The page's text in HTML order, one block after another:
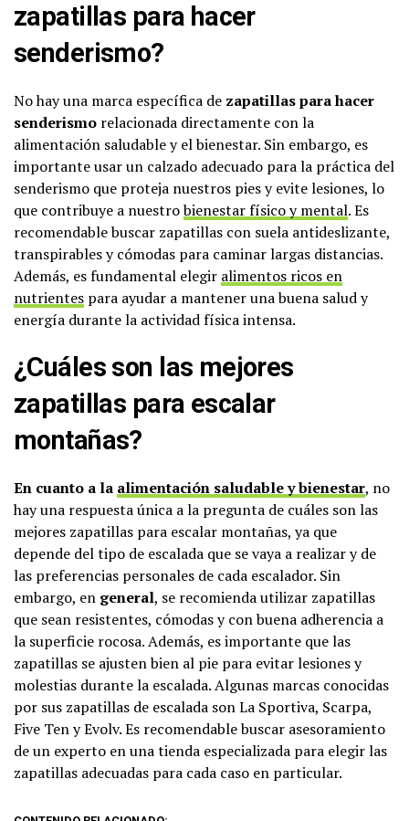
zapatillas para hacer
senderismo?
No hay una marca específica de zapatillas para hacer
senderismo relacionada directamente con la
alimentación saludable y el bienestar. Sin embargo, es
importante usar un calzado adecuado para la práctica del
senderismo que proteja nuestros pies y evite lesiones, lo
que contribuye a nuestrobienestar físico y mental. Es
recomendable buscar zapatillas con suela antideslizante,
transpirables y cómodas para caminar largas distancias.
Además, es fundamental elegir alimentos ricos en
nutrientes para ayudar a mantener una buena salud y
energía durante la actividad física intensa.
¿Cuáles son las mejores
zapatillas para escalar
montañas?
En cuanto a la alimentación saludable y bienestar, no
hay una respuesta única a la pregunta de cuáles son las
mejores zapatillas para escalar montañas, ya que
depende del tipo de escalada que se vaya a realizar y de
las preferencias personales de cada escalador. Sin
embargo, en general, se recomienda utilizar zapatillas
que sean resistentes, cómodas y con buena adherencia a
la superficie rocosa. Además, es importante que las
zapatillas se ajusten bien al pie para evitar lesiones y
molestias durante la escalada. Algunas marcas conocidas
por sus zapatillas de escalada son La Sportiva, Scarpa,
Five Ten y Evolv. Es recomendable buscar asesoramiento
de un experto en una tienda especializada para elegir las
zapatillas adecuadas para cada caso en particular.